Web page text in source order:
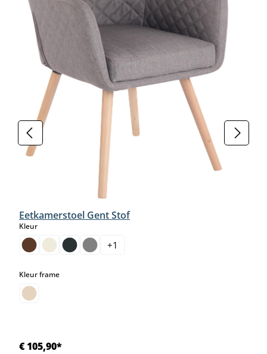
Eetkamerstoel Gent Stof
Kleurselect
+1
Kleur frameselect
€ 105,90*